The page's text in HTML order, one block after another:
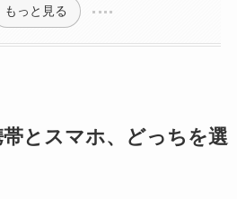
もっと見る
帯とスマホ、どっちを選